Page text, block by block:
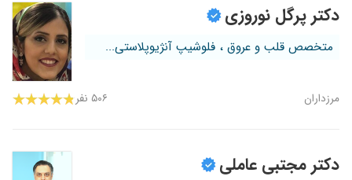
دکتر پرگل نوروزی
متخصص قلب و عروق ، فلوشیپ آنژیوپلاستی...
مرزداران ۵۰۶ نفر
دکتر مجتبی عاملی